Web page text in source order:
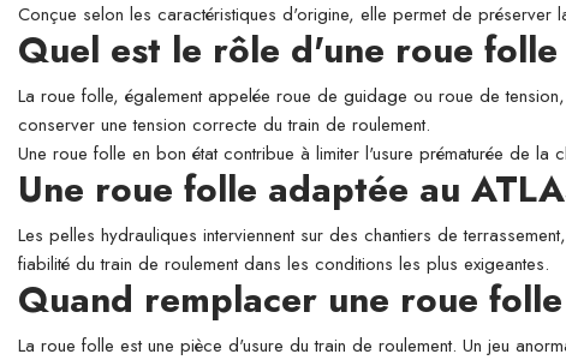
Conçue selon les caractéristiques d'origine, elle permet de préserver
Quel est le rôle d'une roue
La roue folle, également appelée roue de guidage ou roue de
conserver une tension correcte du train de roulement.
Une roue folle en bon état contribue à limiter l'usure prématurée de
Une roue folle adaptée au
Les pelles hydrauliques interviennent sur des chantiers de
fiabilité du train de roulement dans les conditions les plus exigeantes.
Quand remplacer une roue
La roue folle est une pièce d'usure du train de roulement. Un jeu